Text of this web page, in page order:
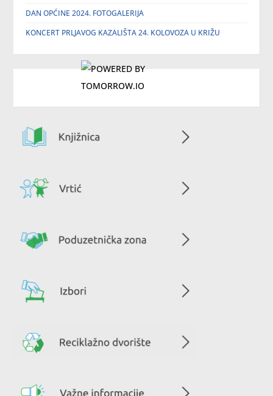
DAN OPĆINE 2024. FOTOGALERIJA
KONCERT PRLJAVOG KAZALIŠTA 24. KOLOVOZA U KRIŽU